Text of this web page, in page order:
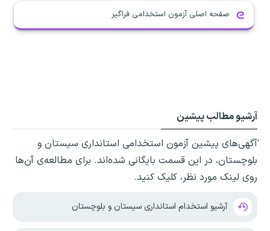
صفحه اصلی آزمون استخدامی فراگیر
آرشیو مطالب پیشین
ٰآگهی‌های پیشین آزمون استخدامی استانداری سیستان و
بلوچستان، در این قسمت بایگانی شده‌اند. برای مطالعه‌ی آن‌ها
روی لینک مورد نظر، کلیک کنید.
آرشیو استخدام استانداری سیستان و بلوچستان